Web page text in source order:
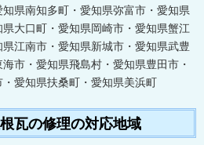
県南知多町・愛知県弥富市・愛知県
大口町・愛知県岡崎市・愛知県蟹江
江南市・愛知県新城市・愛知県武豊
市・愛知県飛島村・愛知県豊田市・
愛知県扶桑町・愛知県美浜町
瓦の修理の対応地域